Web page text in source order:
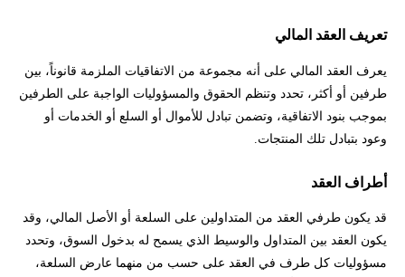
تعريف العقد المالي
يعرف العقد المالي على أنه مجموعة من الاتفاقيات الملزمة قانوناً، بين
طرفين أو أكثر، تحدد وتنظم الحقوق والمسؤوليات الواجبة على الطرفين
بموجب بنود الاتفاقية، وتضمن تبادل للأموال أو السلع أو الخدمات أو
وعود بتبادل تلك المنتجات.
أطراف العقد
قد يكون طرفي العقد من المتداولين على السلعة أو الأصل المالي، وقد
يكون العقد بين المتداول والوسيط الذي يسمح له بدخول السوق، وتحدد
مسؤوليات كل طرف في العقد على حسب من منهما عارض السلعة،